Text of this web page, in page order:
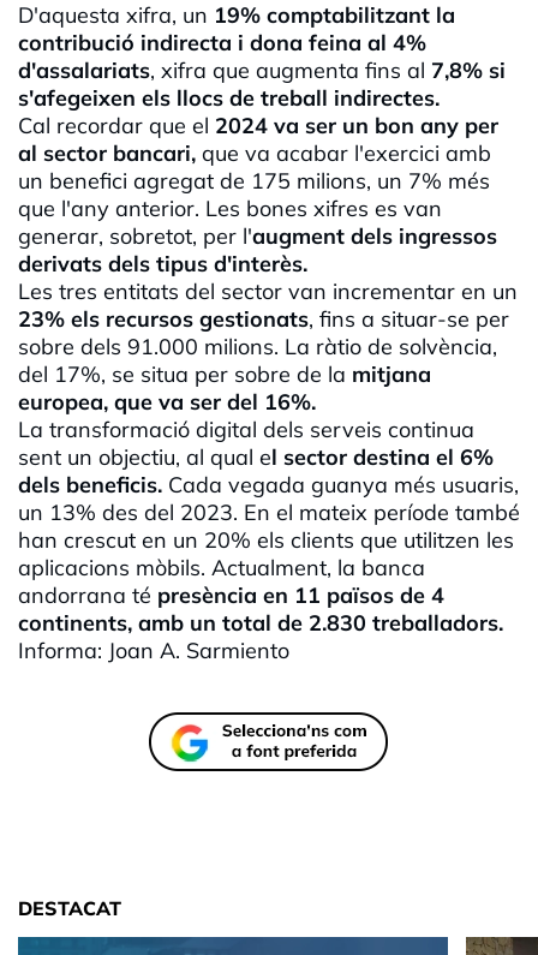
D'aquesta xifra, un 19% comptabilitzant la
contribució indirecta i dona feina al 4%
d'assalariats, xifra que augmenta fins al 7,8% si
s'afegeixen els llocs de treball indirectes.
Cal recordar que el 2024 va ser un bon any per
al sector bancari, que va acabar l'exercici amb
un benefici agregat de 175 milions, un 7% més
que l'any anterior. Les bones xifres es van
generar, sobretot, per l'augment dels ingressos
derivats dels tipus d'interès.
Les tres entitats del sector van incrementar en un
23% els recursos gestionats, fins a situar-se per
sobre dels 91.000 milions. La ràtio de solvència,
del 17%, se situa per sobre de la mitjana
europea, que va ser del 16%.
La transformació digital dels serveis continua
sent un objectiu, al qual el sector destina el 6%
dels beneficis. Cada vegada guanya més usuaris,
un 13% des del 2023. En el mateix període també
han crescut en un 20% els clients que utilitzen les
aplicacions mòbils. Actualment, la banca
andorrana té presència en 11 països de 4
continents, amb un total de 2.830 treballadors.
Informa: Joan A. Sarmiento
DESTACAT